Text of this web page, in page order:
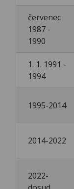
červenec
1987 -
1990
1. 1. 1991 -
1994
1995-2014
2014-2022
2022-